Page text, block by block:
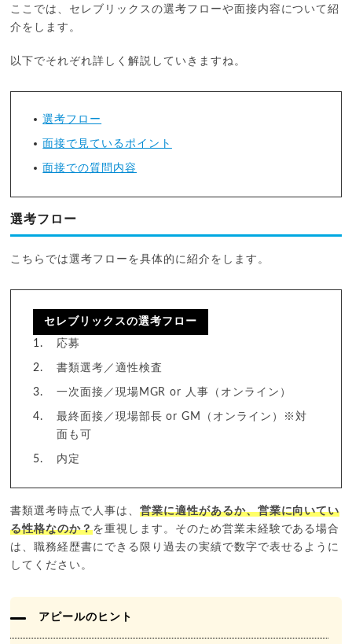
ここでは、セレブリックスの選考フローや面接内容について紹
介をします。
以下でそれぞれ詳しく解説していきますね。
選考フロー
面接で見ているポイント
面接での質問内容
選考フロー
こちらでは選考フローを具体的に紹介をします。
セレブリックスの選考フロー
応募
書類選考／適性検査
一次面接／現場MGR or 人事（オンライン）
最終面接／現場部長 or GM（オンライン）※対
面も可
内定
書類選考時点で人事は、 営業に適性があるか、営業に向いてい
る性格なのか？を重視します。そのため営業未経験である場合
は、職務経歴書にできる限り過去の実績で数字で表せるように
してください。
アピールのヒント